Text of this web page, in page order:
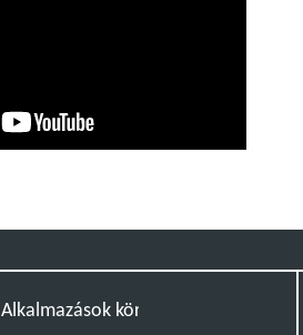
Alkalmazások köre